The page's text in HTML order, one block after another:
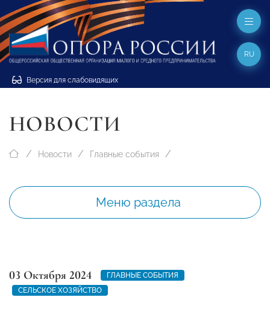
Версия для слабовидящих
RU
НОВОСТИ
Новости Главные события
Меню раздела
03 Октября 2024
ГЛАВНЫЕ СОБЫТИЯ
СЕЛЬСКОЕ ХОЗЯЙСТВО